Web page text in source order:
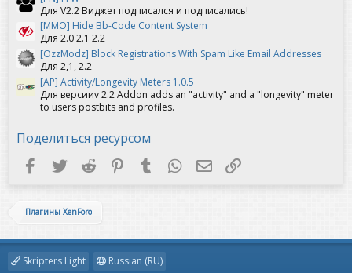
Для V2.2 Виджет подписался и подписались!
[MMO] Hide Bb-Code Content System
Для 2.0 2.1 2.2
[OzzModz] Block Registrations With Spam Like Email Addresses
Для 2,1, 2.2
[AP] Activity/Longevity Meters 1.0.5
Для версииv 2.2 Addon adds an "activity" and a "longevity" meter
to users postbits and profiles.
Поделиться ресурсом
FacebookTwitter Reddit PinterestTumblr WhatsAppЭлектронная почта
Плагины XenForo
Skripters Light Russian (RU)